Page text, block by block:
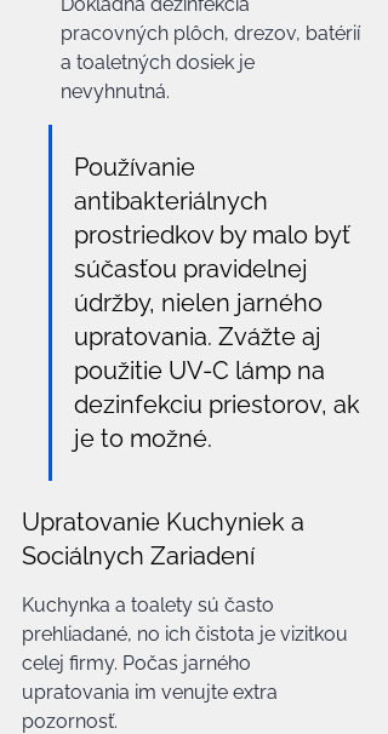
pracovných plôch, drezov, batérií
a toaletných dosiek je
nevyhnutná.
Používanie
antibakteriálnych
prostriedkov by malo byť
súčasťou pravidelnej
údržby, nielen jarného
upratovania. Zvážte aj
použitie UV-C lámp na
dezinfekciu priestorov, ak
je to možné.
Upratovanie Kuchyniek a
Sociálnych Zariadení
Kuchynka a toalety sú často
prehliadané, no ich čistota je vizitkou
celej firmy. Počas jarného
upratovania im venujte extra
pozornosť.